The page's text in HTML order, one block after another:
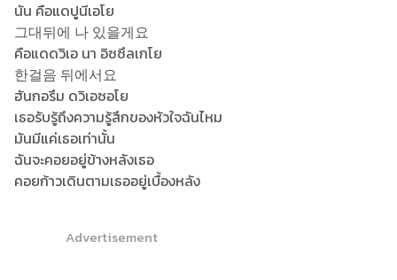
นัน คือแดปูนีเอโย
그대뒤에 나 있을게요
คือแดดวิเอ นา อิซซึลเกโย
한걸음 뒤에서요
ฮันกอรึม ดวิเอซอโย
เธอรับรู้ถึงความรู้สึกของหัวใจฉันไหม
มันมีแค่เธอเท่านั้น
ฉันจะคอยอยู่ข้างหลังเธอ
คอยก้าวเดินตามเธออยู่เบื้องหลัง
Advertisement